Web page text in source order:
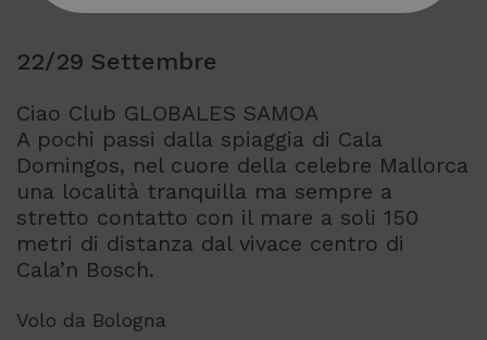
22/29 Settembre
Ciao Club GLOBALES SAMOA
A pochi passi dalla spiaggia di Cala
Domingos, nel cuore della celebre Mallorca
una località tranquilla ma sempre a
stretto contatto con il mare a soli 150
metri di distanza dal vivace centro di
Cala’n Bosch.
Volo da Bologna